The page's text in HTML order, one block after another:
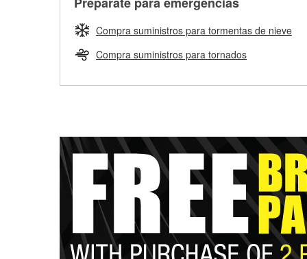
Compra suministros para tormentas de nieve
Compra suministros para tornados